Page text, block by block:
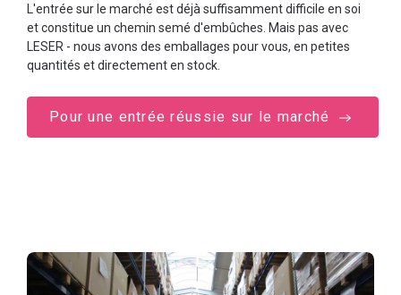
L'entrée sur le marché est déjà suffisamment difficile en soi
et constitue un chemin semé d'embûches. Mais pas avec
LESER - nous avons des emballages pour vous, en petites
quantités et directement en stock.
Pour une entrée réussie sur le marché